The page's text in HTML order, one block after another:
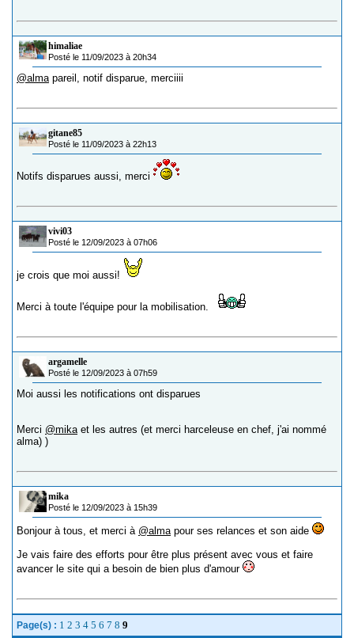
himaliae
Posté le 11/09/2023 à 20h34
@alma pareil, notif disparue, merciiii
gitane85
Posté le 11/09/2023 à 22h13
Notifs disparues aussi, merci
vivi03
Posté le 12/09/2023 à 07h06
je crois que moi aussi!
Merci à toute l'équipe pour la mobilisation.
argamelle
Posté le 12/09/2023 à 07h59
Moi aussi les notifications ont disparues
Merci @mika et les autres (et merci harceleuse en chef, j'ai nommé
alma) )
mika
Posté le 12/09/2023 à 15h39
Bonjour à tous, et merci à @alma pour ses relances et son aide
Je vais faire des efforts pour être plus présent avec vous et faire
avancer le site qui a besoin de bien plus d'amour
Page(s) : 1 2 3 4 5 6 7 8 9